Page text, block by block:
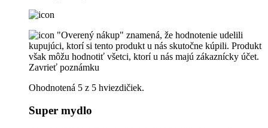
"Overený nákup" znamená, že hodnotenie udelili
kupujúci, ktorí si tento produkt u nás skutočne kúpili. Produkt
však môžu hodnotiť všetci, ktorí u nás majú zákaznícky účet.
Zavrieť poznámku
Ohodnotená 5 z 5 hviezdičiek.
Super mydlo